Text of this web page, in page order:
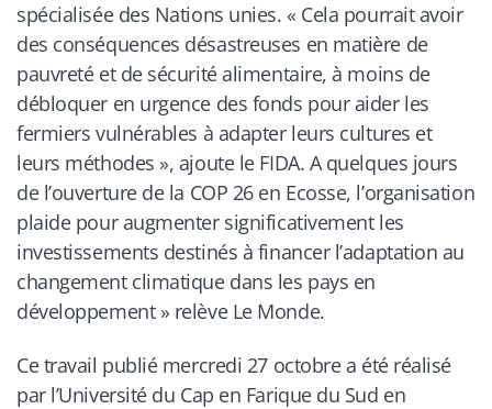
spécialisée des Nations unies. « Cela pourrait avoir
des conséquences désastreuses en matière de
pauvreté et de sécurité alimentaire, à moins de
débloquer en urgence des fonds pour aider les
fermiers vulnérables à adapter leurs cultures et
leurs méthodes », ajoute le FIDA. A quelques jours
de l’ouverture de la COP 26 en Ecosse, l’organisation
plaide pour augmenter significativement les
investissements destinés à financer l’adaptation au
changement climatique dans les pays en
développement» relève Le Monde.
Ce travail publié mercredi 27 octobre a été réalisé
par l’Université du Cap en Farique du Sud en